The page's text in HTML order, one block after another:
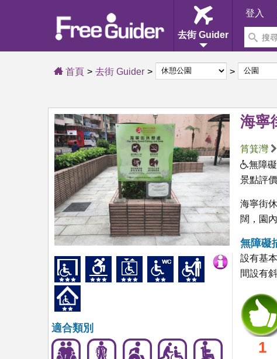
去街 Guider
登入
首頁 去街 Guider
海寧
筲箕灣
無障
景點評價
適合類別
海寧街
闊，園
無障礙
設有基
間設有
1